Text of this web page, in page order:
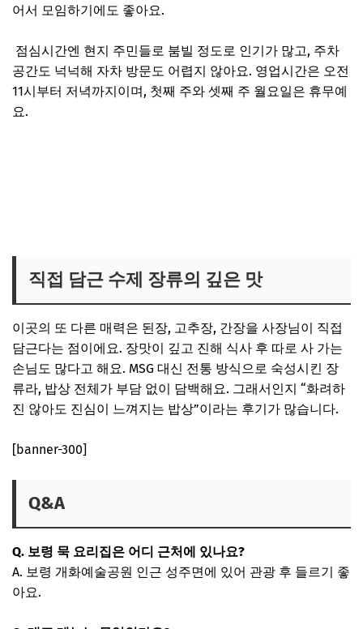
어서 모임하기에도 좋아요.
점심시간엔 현지 주민들로 붐빌 정도로 인기가 많고, 주차
공간도 넉넉해 자차 방문도 어렵지 않아요. 영업시간은 오전
11시부터 저녁까지이며, 첫째 주와 셋째 주 월요일은 휴무예
요.
직접 담근 수제 장류의 깊은 맛
이곳의 또 다른 매력은 된장, 고추장, 간장을 사장님이 직접
담근다는 점이에요. 장맛이 깊고 진해 식사 후 따로 사 가는
손님도 많다고 해요. MSG 대신 전통 방식으로 숙성시킨 장
류라, 밥상 전체가 부담 없이 담백해요. 그래서인지 “화려하
진 않아도 진심이 느껴지는 밥상”이라는 후기가 많습니다.
[banner-300]
Q&A
Q. 보령 묵 요리집은 어디 근처에 있나요?
A. 보령 개화예술공원 인근 성주면에 있어 관광 후 들르기 좋
아요.